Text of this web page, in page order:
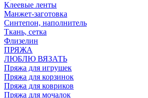
Клеевые ленты
Манжет-заготовка
Синтепон, наполнитель
Ткань, сетка
Флизелин
ПРЯЖА
ЛЮБЛЮ ВЯЗАТЬ
Пряжа для игрушек
Пряжа для корзинок
Пряжа для ковриков
Пряжа для мочалок